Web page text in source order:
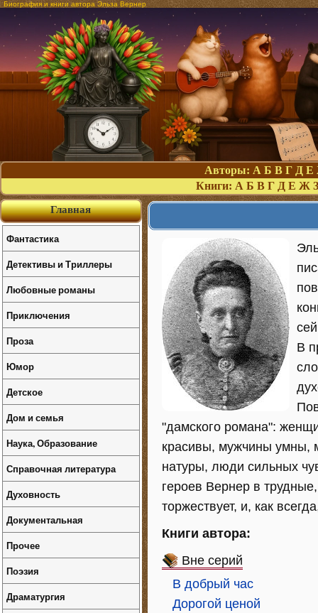
Биография и книги автора Эльза Вернер
Авторы: А Б В Г Д Е
Книги: А Б В Г Д Е Ж З
В
"дамского романа":
красивы, мужчины умны,
натуры, люди сильных
героев Вернер в
торжествует, и, как
Книги автора:
Вне серий
В добрый час
Дорогой ценой
Главная
Фантастика
Детективы и Триллеры
Любовные романы
Приключения
Проза
Юмор
Детское
Дом и семья
Наука, Образование
Справочная литература
Духовность
Документальная
Прочее
Поэзия
Драматургия